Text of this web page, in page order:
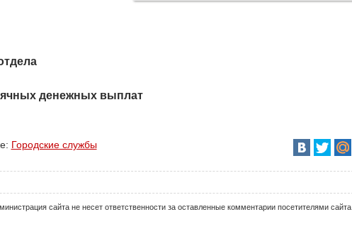
денежных выплат
Городские службы
сайта не несет ответственности за оставленные комментарии посетителями сайта.